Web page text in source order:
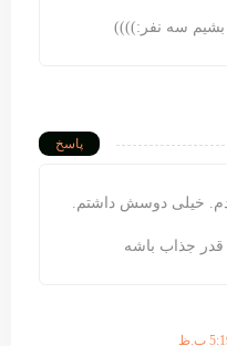
بشیم سه نفر:))))
پاسخ
خیلی دوسش داشتم.
جذاب باشه